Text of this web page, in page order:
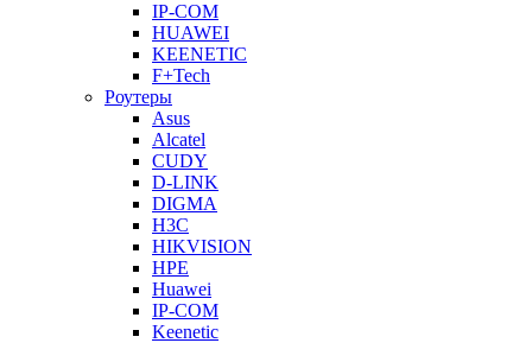
IP-COM
HUAWEI
KEENETIC
F+Tech
Роутеры
Asus
Alcatel
CUDY
D-LINK
DIGMA
H3C
HIKVISION
HPE
Huawei
IP-COM
Keenetic